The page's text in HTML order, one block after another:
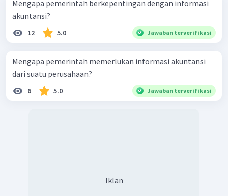
Mengapa pemerintah berkepentingan dengan informasi
akuntansi?
12 5.0 Jawaban terverifikasi
Mengapa pemerintah memerlukan informasi akuntansi
dari suatu perusahaan?
6 5.0 Jawaban terverifikasi
Iklan